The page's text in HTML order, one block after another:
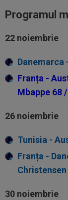
Programul
22 noiembrie
Danemarca
Franța -
Mbappe 68
26 noiembrie
Tunisia -
Franța -
Christensen
30 noiembrie